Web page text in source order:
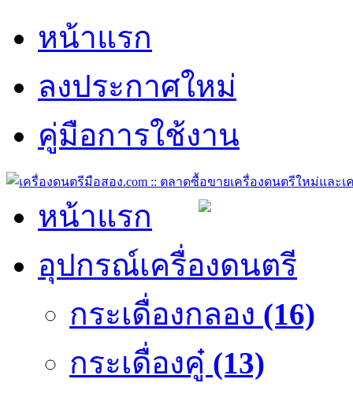
หน้าแรก
ลงประกาศใหม่
คู่มือการใช้งาน
หน้าแรก
อุปกรณ์เครื่องดนตรี
กระเดื่องกลอง (16)
กระเดื่องคู๋ (13)